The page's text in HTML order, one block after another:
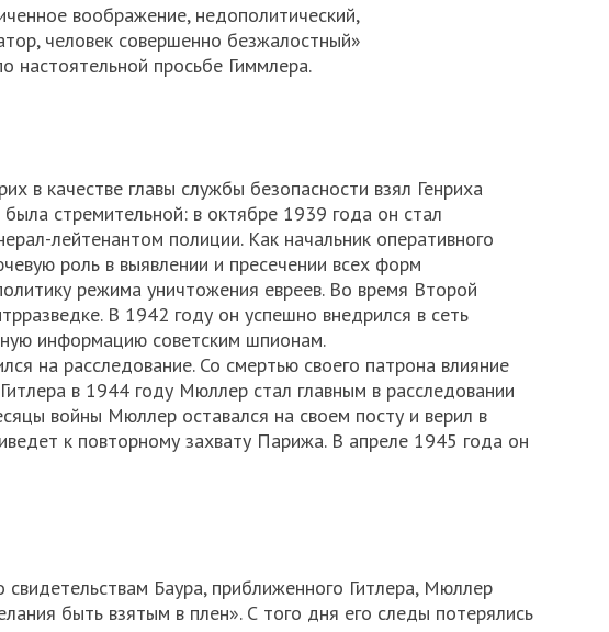
воображение, недополитический,
человек совершенно безжалостный»
настоятельной просьбе Гиммлера.
в качестве главы службы безопасности взял Генриха
стремительной: в октябре 1939 года он стал
лейтенантом полиции. Как начальник оперативного
роль в выявлении и пресечении всех форм
режима уничтожения евреев. Во время Второй
В 1942 году он успешно внедрился в сеть
информацию советским шпионам.
на расследование. Со смертью своего патрона влияние
в 1944 году Мюллер стал главным в расследовании
войны Мюллер оставался на своем посту и верил в
к повторному захвату Парижа. В апреле 1945 года он
Баура, приближенного Гитлера, Мюллер
быть взятым в плен». С того дня его следы потерялись